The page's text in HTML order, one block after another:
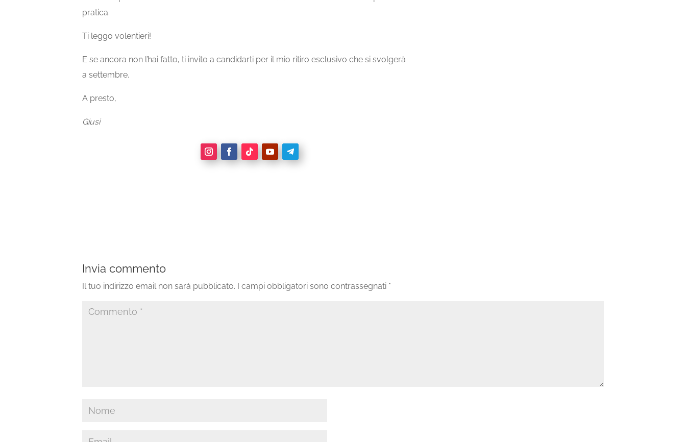
pratica.
Ti leggo volentieri!
E se ancora non l’hai fatto, ti invito a candidarti per il mio ritiro esclusivo che si svolgerà
a settembre.
A presto,
Giusi
Invia commento
Il tuo indirizzo email non sarà pubblicato. I campi obbligatori sono contrassegnati *